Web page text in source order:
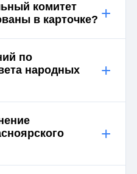
комитет
в карточке? +
по
народных
+
+